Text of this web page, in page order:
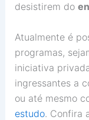
desistirem do
Atualmente é
programas,
iniciativa
ingressantes a
ou até mesmo
estudo. Confira